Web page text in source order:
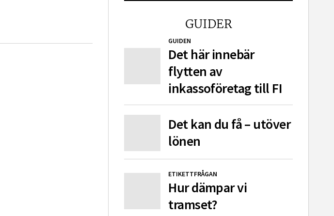
GUIDER
GUIDEN
Det här innebär
flytten av
inkassoföretag till FI
Det kan du få – utöver
lönen
ETIKETTFRÅGAN
Hur dämpar vi
tramset?